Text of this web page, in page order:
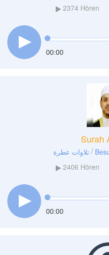
2374Hören
00:00
Surah
تلاوات عطرة/
2406 Hören
00:00